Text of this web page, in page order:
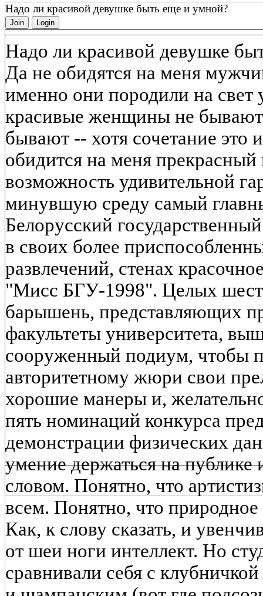
Надо ли красивой девушке быть еще и умной?
Join Login
Надо ли красивой девушке
Да не обидятся на меня
именно они породили на свет
красивые женщины не
бывают -- хотя сочетание это
обидится на меня
возможность удивительной
минувшую среду самый
Белорусский
в своих более
развлечений, стенах
"Мисс БГУ-1998". Целых
барышень, представляющих
факультеты университета,
сооруженный подиум, чтобы
авторитетному жюри свои
хорошие манеры и,
пять номинаций конкурса
демонстрации физических
умение держаться на публике
словом. Понятно, что
всем. Понятно, что природное
Как, к слову сказать, и
от шеи ноги интеллект. Но
сравнивали себя с